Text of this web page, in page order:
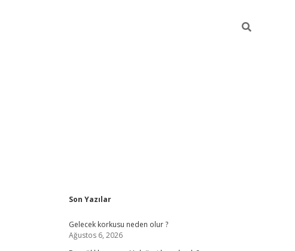
Sidebar
Son Yazılar
Gelecek korkusu neden olur ?
Ağustos 6, 2026